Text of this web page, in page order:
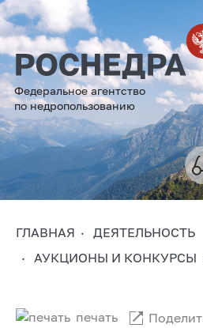
Федеральное агентство
по недропользованию
ГЛАВНАЯ
ДЕЯТЕЛЬНОСТЬ
АУКЦИОНЫ И КОНКУРСЫ
печать